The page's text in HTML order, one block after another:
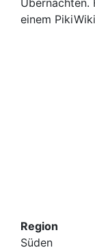
Übernachten.
einem
Region
Süden